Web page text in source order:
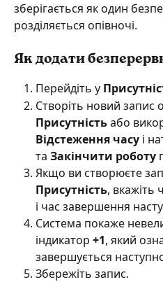
зберігається як один
розділяється опівночі.
Як додати
Перейдіть у
Створіть новий запис
Присутність або
Відстеження часу і
та Закінчити роботу
Якщо ви створюєте
Присутність, вкажіть
і час завершення
Система покаже
індикатор +1, який
завершується
Збережіть запис.